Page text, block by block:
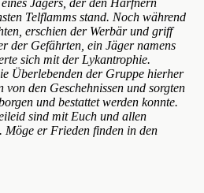
Jägers, der den Harfnern
Telflamms stand. Noch während
erschien der Werbär und griff
der Gefährten, ein Jäger namens
sich mit der Lykantrophie.
Überlebenden der Gruppe hierher
den Geschehnissen und sorgten
und bestattet werden konnte.
sind mit Euch und allen
Möge er Frieden finden in den